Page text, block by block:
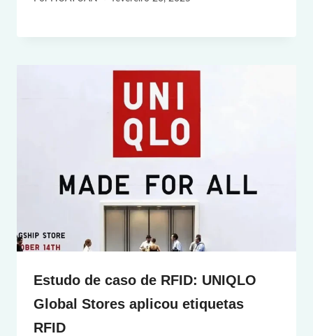
Estudo de caso de RFID: UNIQLO
Global Stores aplicou etiquetas
RFID